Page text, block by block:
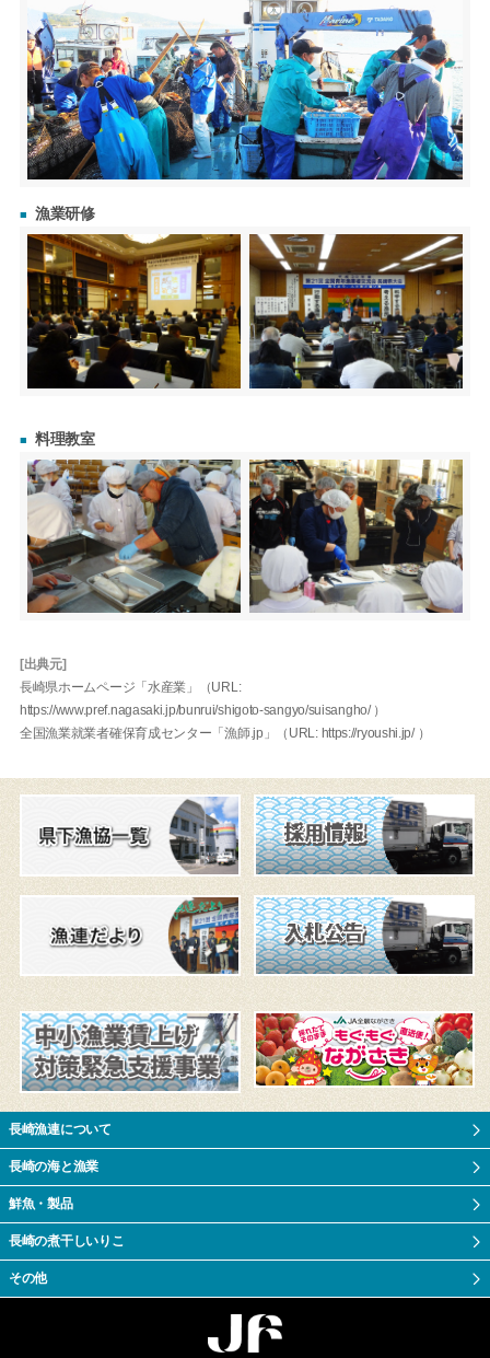
漁業研修
料理教室
[出典元]
長崎県ホームページ「水産業」（URL:
https://www.pref.nagasaki.jp/bunrui/shigoto-sangyo/suisangho/ ）
全国漁業就業者確保育成センター「漁師.jp」（URL: https://ryoushi.jp/ ）
長崎漁連について
長崎の海と漁業
鮮魚・製品
長崎の煮干しいりこ
その他